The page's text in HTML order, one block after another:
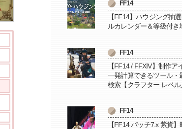
FF14
【FF14】ハウジング抽
ルカレンダー＆等級付き
FF14
【FF14 / FFXIV】制作
一発計算できるツール・
検索【クラフター レベル
FF14
【FF14 パッチ7.x 紫貨